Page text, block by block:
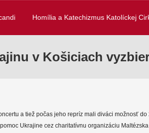
Homília a Katechizmus Katolíckej
v Košiciach
a tiež počas jeho repríz mali diváci možnosť
Ukrajine cez charitatívnu organizáciu